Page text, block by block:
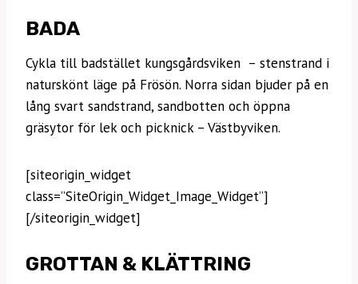
BADA
Cykla till badstället kungsgårdsviken – stenstrand i
naturskönt läge på Frösön. Norra sidan bjuder på en
lång svart sandstrand, sandbotten och öppna
gräsytor för lek och picknick – Västbyviken.
[siteorigin_widget
class=”SiteOrigin_Widget_Image_Widget”]
[/siteorigin_widget]
GROTTAN & KLÄTTRING